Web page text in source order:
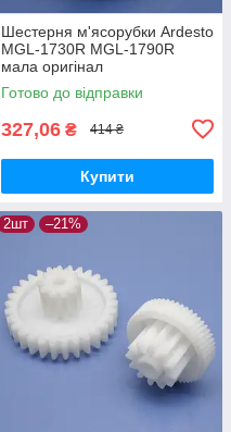
Шестерня м'ясорубки Ardesto
MGL-1730R MGL-1790R
мала оригінал
Готово до відправки
327,06 ₴ 414 ₴
Купити
2шт –21%